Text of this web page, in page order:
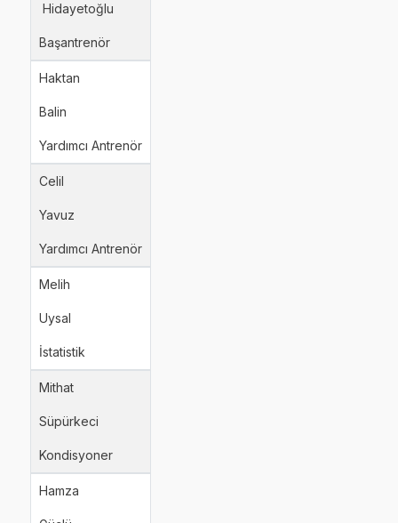
Hidayetoğlu
Başantrenör
Haktan
Balin
Yardımcı Antrenör
Celil
Yavuz
Yardımcı Antrenör
Melih
Uysal
İstatistik
Mithat
Süpürkeci
Kondisyoner
Hamza